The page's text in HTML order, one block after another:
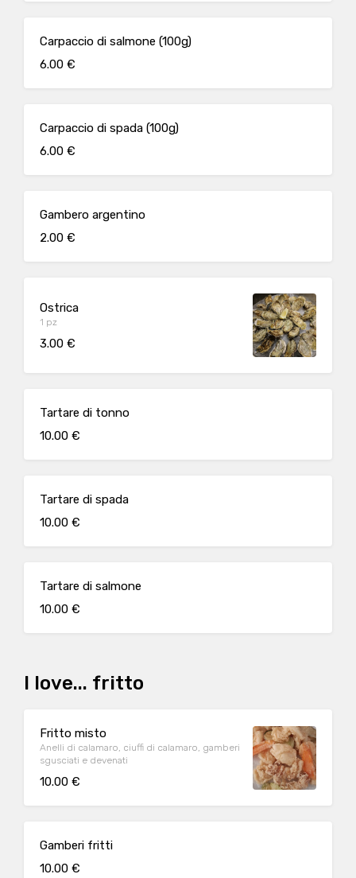
Carpaccio di salmone (100g)
6.00 €
Carpaccio di spada (100g)
6.00 €
Gambero argentino
2.00 €
Ostrica
1 pz
3.00 €
Tartare di tonno
10.00 €
Tartare di spada
10.00 €
Tartare di salmone
10.00 €
I love... fritto
Fritto misto
Anelli di calamaro, ciuffi di calamaro, gamberi
sgusciati e devenati
10.00 €
Gamberi fritti
10.00 €